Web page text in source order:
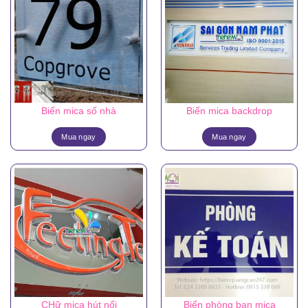
Biển mica số nhà
Mua ngay
Biển mica backdrop
Mua ngay
CHữ mica hút nổi Biển phòng ban mica